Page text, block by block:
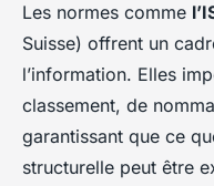
Les normes comme
Suisse) offrent un
l’information. Elles
classement, de
garantissant que ce
structurelle peut être